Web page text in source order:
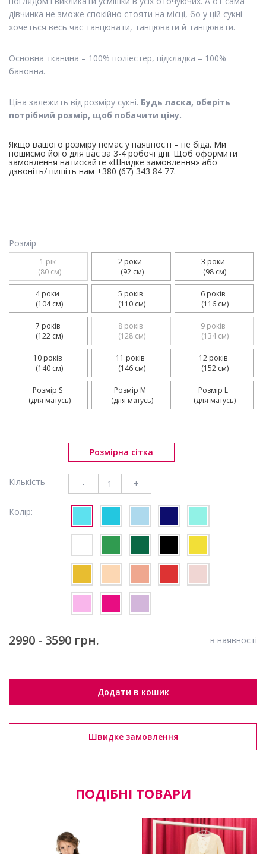
дівчинка не зможе спокійно стояти на місці, бо у цій сукні
хочеться весь час танцювати, танцювати й танцювати.
Основна тканина – 100% поліестер, підкладка – 100%
бавовна.
Ціна залежить від розміру сукні. Будь ласка, оберіть
потрібний розмір, щоб побачити ціну.
Якщо вашого розміру немає у наявності – не біда. Ми
пошиємо його для вас за 3-4 робочі дні. Щоб оформити
замовлення натискайте «Швидке замовлення» або
дзвоніть/ пишіть нам +380 (67) 343 84 77.
Розмір
1 рік
(80 см)
2 роки
(92 см)
3 роки
(98 см)
4 роки
(104 см)
5 років
(110 см)
6 років
(116 см)
7 років
(122 см)
8 років
(128 см)
9 років
(134 см)
10 років
(140 см)
11 років
(146 см)
12 років
(152 см)
Розмір S
(для матусь)
Розмір M
(для матусь)
Розмір L
(для матусь)
Розмірна сітка
Кількість - +
Колір:
2990 - 3590 грн. в наявності
Додати в кошик
Швидке замовлення
ПОДІБНІ ТОВАРИ